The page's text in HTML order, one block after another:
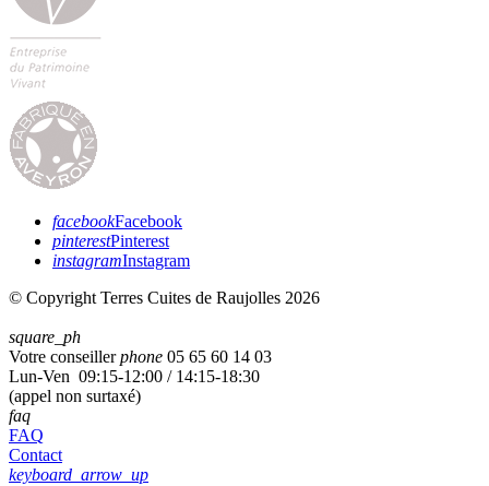
facebookFacebook
pinterestPinterest
instagramInstagram
© Copyright Terres Cuites de Raujolles 2026
square_ph
Votre conseillerphone 05 65 60 14 03
Lun-Ven 09:15-12:00 / 14:15-18:30
(appel non surtaxé)
faq
FAQ
Contact
keyboard_arrow_up